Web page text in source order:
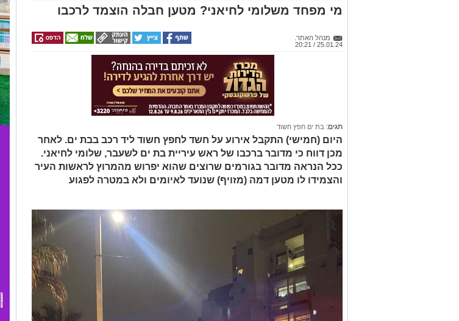
מי מפחד משלומי לחיאני? מטען חבלה הוצמד לרכבו
מנהל האתר.
25.01.24 / 20:21
תגים: בת ים חפץ חשוד
היום (חמישי) התקבל אירוע על חשד לחפץ חשוד ליד רכב בבת ים. לאחר
מכן דווח כי מדובר ברכבו של ראש עיריית בת ים לשעבר, שלומי לחיאני.
ככל הנראה מדובר בגורמים שרוצים שהוא יפרוש מהמרוץ לראשות העיר
והצמידו לו מטען דמה (מזויף) שנועד לאיומים ולא במטרה לפגוע